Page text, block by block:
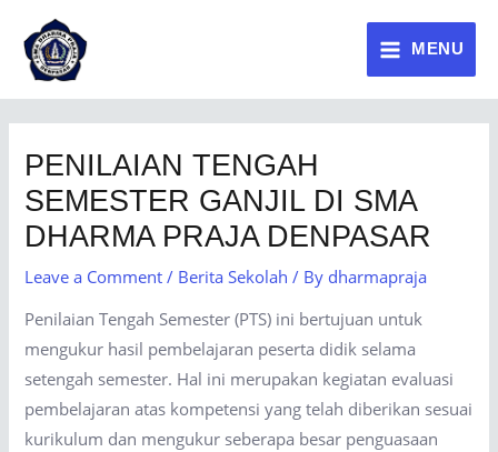
MENU
PENILAIAN TENGAH
SEMESTER GANJIL DI SMA
DHARMA PRAJA DENPASAR
Leave a Comment / Berita Sekolah / By dharmapraja
Penilaian Tengah Semester (PTS) ini bertujuan untuk
mengukur hasil pembelajaran peserta didik selama
setengah semester. Hal ini merupakan kegiatan evaluasi
pembelajaran atas kompetensi yang telah diberikan sesuai
kurikulum dan mengukur seberapa besar penguasaan